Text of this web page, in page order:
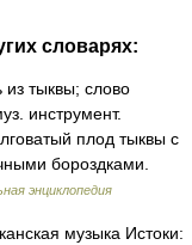
словарях:
тыквы; слово
инструмент.
плод тыквы с
бороздками.
энциклопедия
музыка Истоки: